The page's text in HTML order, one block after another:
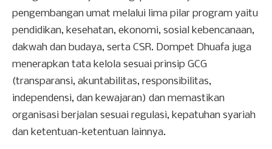
pengembangan umat melalui lima pilar program yaitu
pendidikan, kesehatan, ekonomi, sosial kebencanaan,
dakwah dan budaya, serta CSR. Dompet Dhuafa juga
menerapkan tata kelola sesuai prinsip GCG
(transparansi, akuntabilitas, responsibilitas,
independensi, dan kewajaran) dan memastikan
organisasi berjalan sesuai regulasi, kepatuhan syariah
dan ketentuan-ketentuan lainnya.